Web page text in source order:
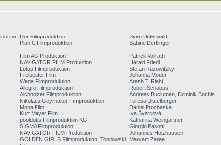
Dor Filmproduktion
Sven Unterwaldt
Plan C Filmproduktion
Sabine Derflinger
Film AG Produktion
Patrick Vollrath
NAVIGATOR FILM Produktion
Harald Friedl
Lotus Filmproduktion
Stefan Ruzowitzky
Freibeuter Film
Johanna Moder
Wega Filmproduktion
Arash T. Riahi
Allegro Filmproduktion
Robert Schabus
Aichholzer Filmproduktion
Andreas Buciuman, Dominik Bochis
Nikolaus Geyrhalter Filmproduktion
Teresa Distelberger
Mona Film
Daniel Prochaska
Kurt Mayer Film
Iva Švarcová
pooldoks Filmproduktion KG
Katharina Weingartner
SIGMA Filmproduktion
Giorgio Pasotti
NAVIGATOR FILM Produktion
Johannes Holzhausen
GOLDEN GIRLS Filmproduktion, Tondowski
Maryam Zaree